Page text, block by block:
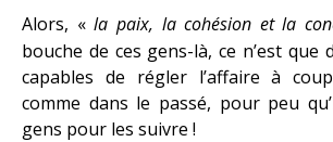
Alors, «la paix, la cohésion et la
bouche de ces gens-là, ce n’est que
capables de régler l’affaire à
comme dans le passé, pour peu
gens pour les suivre !